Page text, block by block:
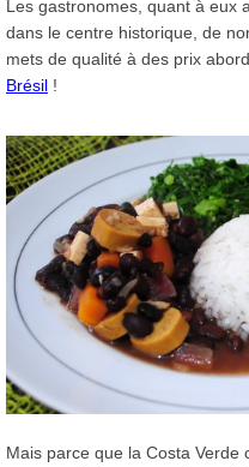
Les gastronomes, quant à eux
dans le centre historique, de
mets de qualité à des prix
Brésil !
Mais parce que la Costa Verde